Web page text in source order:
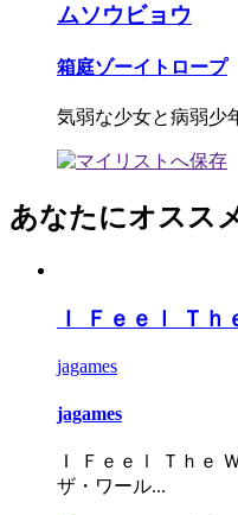
ムソウビョウ
箱庭ゾーイトロープ
気弱な少女と病弱少
あなたにオスス
Ｉ Ｆｅｅｌ Ｔｈ
jagames
jagames
Ｉ Ｆｅｅｌ Ｔｈｅ
ザ・ワール...